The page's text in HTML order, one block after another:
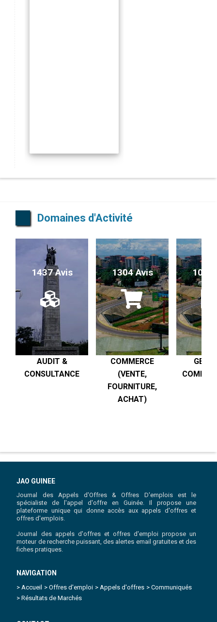
Domaines d'Activité
1437 Avis
AUDIT &
CONSULTANCE
1304 Avis
COMMERCE
(VENTE,
FOURNITURE,
ACHAT)
1017
JAO GUINEE
Journal des Appels d'Offres & Offres D'emplois est le
spécialiste de l'appel d'offre en Guinée. Il propose une
plateforme unique qui donne accès aux appels d'offres et
offres d'emplois.
Journal des appels d'offres et offres d'emploi propose un
moteur de recherche puissant, des alertes email gratuites et des
fiches pratiques.
NAVIGATION
> Accueil > Offres d'emploi > Appels d'offres > Communiqués
> Résultats de Marchés